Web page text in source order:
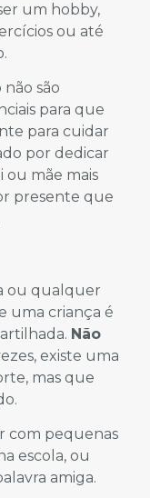
um hobby,
ou até
são
para que
para cuidar
por dedicar
ou mãe mais
presente que
ou qualquer
uma criança é
Não
existe uma
mas que
com pequenas
escola, ou
amiga.